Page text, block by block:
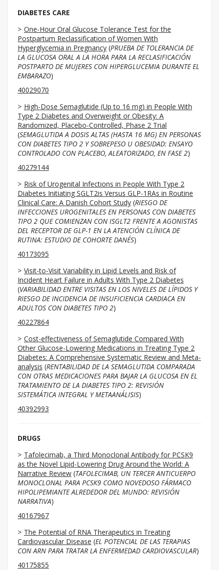
DIABETES CARE
One-Hour Oral Glucose Tolerance Test for the
Postpartum Reclassification of Women With
Hyperglycemia in Pregnancy (PRUEBA DE TOLERANCIA DE
LA GLUCOSA ORAL A LA HORA PARA LA RECLASIFICACIÓN
POSTPARTO DE MUJERES CON HIPERGLUCEMIA DURANTE EL
EMBARAZO)
40029070
High-Dose Semaglutide (Up to 16 mg) in People With
Type 2 Diabetes and Overweight or Obesity: A
Randomized, Placebo-Controlled, Phase 2 Trial
(SEMAGLUTIDA A DOSIS ALTAS (HASTA 16 MG) EN PERSONAS
CON DIABETES TIPO 2 Y SOBREPESO U OBESIDAD: ENSAYO
CONTROLADO CON PLACEBO, ALEATORIZADO, EN FASE 2)
40279144
Risk of Urogenital Infections in People With Type 2
Diabetes Initiating SGLT2is Versus GLP-1RAs in Routine
Clinical Care: A Danish Cohort Study (RIESGO DE
INFECCIONES UROGENITALES EN PERSONAS CON DIABETES
TIPO 2 QUE COMIENZAN CON ISGLT2 FRENTE A AGONISTAS
DEL RECEPTOR DE GLP-1 EN LA ATENCIÓN CLÍNICA DE
RUTINA: ESTUDIO DE COHORTE DANÉS)
40173095
Visit-to-Visit Variability in Lipid Levels and Risk of
Incident Heart Failure in Adults With Type 2 Diabetes
(VARIABILIDAD ENTRE VISITAS EN LOS NIVELES DE LÍPIDOS Y
RIESGO DE INCIDENCIA DE INSUFICIENCIA CARDIACA EN
ADULTOS CON DIABETES TIPO 2)
40227864
Cost-effectiveness of Semaglutide Compared With
Other Glucose-Lowering Medications in Treating Type 2
Diabetes: A Comprehensive Systematic Review and Meta-
analysis (RENTABILIDAD DE LA SEMAGLUTIDA COMPARADA
CON OTRAS MEDICACIONES PARA BAJAR LA GLUCOSA EN EL
TRATAMIENTO DE LA DIABETES TIPO 2: REVISIÓN
SISTEMÁTICA INTEGRAL Y METAANÁLISIS)
40392993
DRUGS
Tafolecimab, a Third Monoclonal Antibody for PCSK9
as the Novel Lipid-Lowering Drug Around the World: A
Narrative Review (TAFOLECIMAB, UN TERCER ANTICUERPO
MONOCLONAL PARA PCSK9 COMO NOVEDOSO FÁRMACO
HIPOLIPEMIANTE ALREDEDOR DEL MUNDO: REVISIÓN
NARRATIVA)
40167967
The Potential of RNA Therapeutics in Treating
Cardiovascular Disease (EL POTENCIAL DE LAS TERAPIAS
CON ARN PARA TRATAR LA ENFERMEDAD CARDIOVASCULAR)
40175855